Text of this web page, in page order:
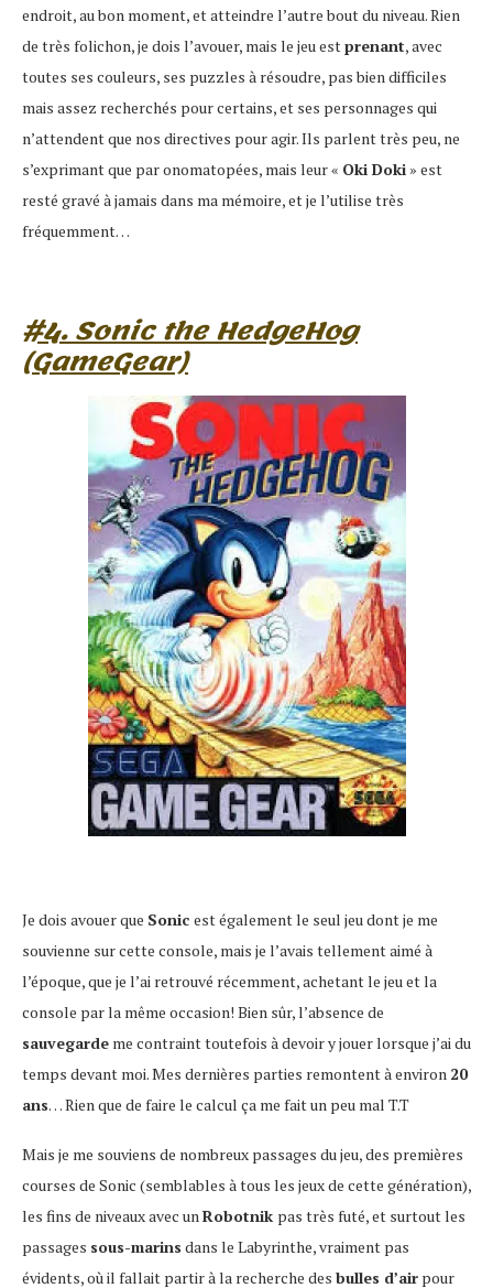
endroit, au bon moment, et atteindre l’autre bout du niveau. Rien
de très folichon, je dois l’avouer, mais le jeu estprenant, avec
toutes ses couleurs, ses puzzles à résoudre, pas bien difficiles
mais assez recherchés pour certains, et ses personnages qui
n’attendent que nos directives pour agir. Ils parlent très peu, ne
s’exprimant que par onomatopées, mais leur « Oki Doki » est
resté gravé à jamais dans ma mémoire, et je l’utilise très
fréquemment…
#4. Sonic the HedgeHog
(GameGear)
Je dois avouer que Sonic est également le seul jeu dont je me
souvienne sur cette console, mais je l’avais tellement aimé à
l’époque, que je l’ai retrouvé récemment, achetant le jeu et la
console par la même occasion! Bien sûr, l’absence de
sauvegarde me contraint toutefois à devoir y jouer lorsque j’ai du
temps devant moi. Mes dernières parties remontent à environ 20
ans… Rien que de faire le calcul ça me fait un peu mal T.T
Mais je me souviens de nombreux passages du jeu, des premières
courses de Sonic (semblables à tous les jeux de cette génération),
les fins de niveaux avec unRobotnik pas très futé, et surtout les
passages sous-marins dans le Labyrinthe, vraiment pas
évidents, où il fallait partir à la recherche des bulles d’air pour